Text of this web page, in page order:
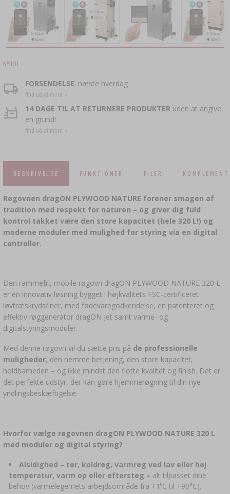
TILBEHØR TIL SALTNING ›
TRÅDE, SNORE, NET
KUNSTIGE PØLSETARME
LAGE, MARINADER OG KRYDDERURTER ›
BAKTERIEKULTURER
LITTERATUR OM PØLSEMAGERI
VINPRESSER
FRUGTKVÆRNE
VINFREMSTILLINGSUDSTYR
FLASKER ›
BALLONFLASKER ›
AROMATISERING ›
LITTERATUR
VINANALYSE
ETIKETTER
BAKTERIEKULTURER
YOGHURTMASKINER
KRYDDERIER
KAPSLER
FLASKEKAPSLERE
FLASKER
ØLANALYSE
FLASKER
TRYKKOGERE
TRAGTE
ETIKETTER
SKRUELÅG
VYPITO
DESTILLERIGÆR
AKTIVT KUL
YDERLIGERE STOFFER
ANALYSE AF ALKOHOL
LITTERATUR
STØBEJERNSGRYDER OG -PANDER
ILDSTEDER
OPBEVARING ›
HUSGADGETS
BILER OG MOTORCYKLER
NYHED
FORSENDELSE: næste hverdag
find ud af mere »
14 DAGE TIL AT RETURNERE PRODUKTER uden at angive
en grund!
find ud af mere »
BESKRIVELSE FUNKTIONER FILER
Røgovnen dragON PLYWOOD NATURE forener smagen af
tradition med respekt for naturen – og giver dig fuld
kontrol takket være den store kapacitet (hele 320 L!) og
moderne moduler med mulighed for styring via en digital
controller.
Den rammefri, mobile røgovn dragON PLYWOOD NATURE 320 L
er en innovativ løsning bygget i højkvalitets FSC-certificeret
løvtræskrydsfiner, med fødevaregodkendelse, en patenteret og
effektiv røggenerator dragON Jet samt varme- og
digitalstyringsmoduler.
Med denne røgovn vil du sætte pris på de professionelle
muligheder, den nemme betjening, den store kapacitet,
holdbarheden – og ikke mindst den flotte kvalitet og finish. Det er
det perfekte udstyr, der kan gøre hjemmerøgning til din nye
yndlingsbeskæftigelse.
Hvorfor vælge røgovnen dragON PLYWOOD NATURE 320 L
med moduler og digital styring?
Alsidighed – tør, koldrøg, varmrøg ved lav eller høj
temperatur, varm op eller eftersteg – alt tilpasset dine
behov (varmelegemets arbejdsområde fra +1⁰C til +90°C).